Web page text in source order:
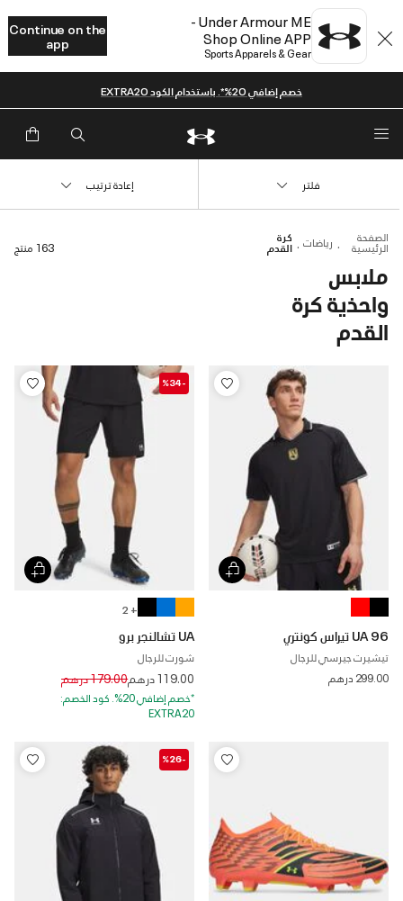
Under Armour ME -
Shop Online APP
Sports Apparels & Gear
Continue on the
app
خصم إضافي 20%*. باستخدام الكود EXTRA20
الصفحة
الرئيسية رياضات كرة
القدم
ملابس
واحذية كرة
القدم
163 منتج
فلتر إعادة ترتيب
UA 96 تيراس كونتري
تيشيرت جيرسي للرجال
299.00 درهم
-%34
+ 2
UA تشالنجر برو
شورت للرجال
119.00 درهم Price reduced from
179.00 درهم to
*خصم إضافي 20%. كود الخصم:
EXTRA20
-%26